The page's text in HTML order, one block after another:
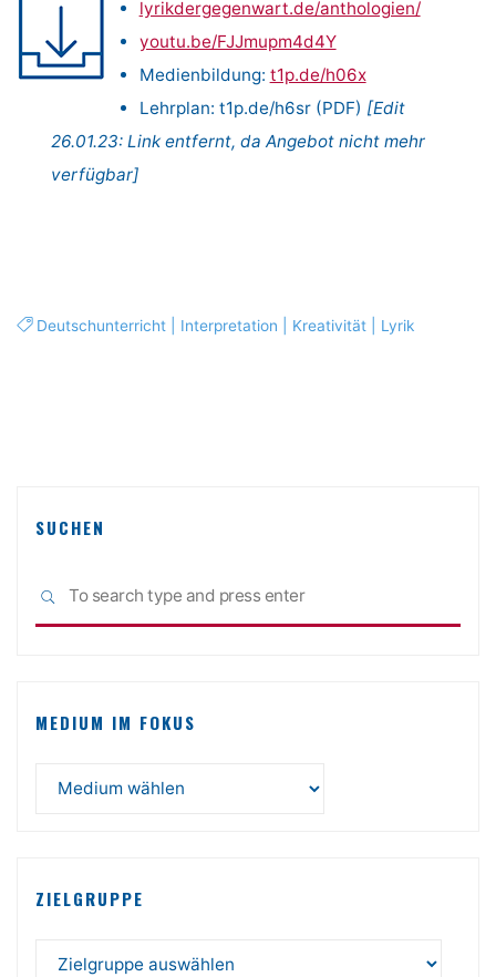
lyrikdergegenwart.de/anthologien/
youtu.be/FJJmupm4d4Y
Medienbildung: t1p.de/h06x
Lehrplan: t1p.de/h6sr (PDF) [Edit
26.01.23: Link entfernt, da Angebot nicht mehr
verfügbar]
Deutschunterricht Interpretation Kreativität Lyrik
SUCHEN
SEARCH
MEDIUM IM FOKUS
ZIELGRUPPE